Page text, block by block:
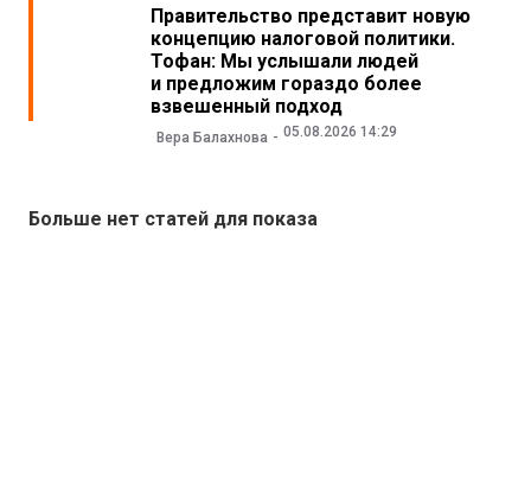
Правительство представит новую
концепцию налоговой политики.
Тофан: Мы услышали людей
и предложим гораздо более
взвешенный подход
Вера Балахнова 05.08.2026 14:29
Больше нет статей для показа